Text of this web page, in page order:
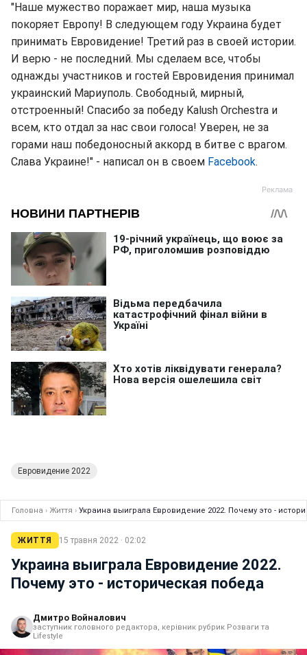
"Наше мужество поражает мир, наша музыка
покоряет Европу! В следующем году Украина будет
принимать Евровидение! Третий раз в своей истории.
И верю - не последний. Мы сделаем все, чтобы
однажды участников и гостей Евровидения принимал
украинский Мариуполь. Свободный, мирный,
отстроенный! Спасибо за победу Kalush Orchestra и
всем, кто отдал за нас свои голоса! Уверен, не за
горами наш победоносный аккорд в битве с врагом.
Слава Украине!" - написал он в своем Facebook.
Евровидение 2022
Головна › Життя › Украина выиграла Евровидение 2022. Почему это -
ЖИТТЯ 15 травня 2022 · 02:02
Украина выиграла Евровидение 2022.
Почему это - историческая победа
Дмитро Войналович
заступник головного редактора, керівник рубрик Розваги та
Lifestyle